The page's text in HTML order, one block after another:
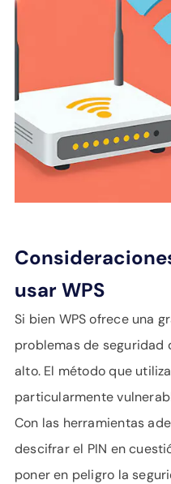
usar WPS
Si bien WPS ofrece una
problemas de seguridad
alto. El método que
particularmente
Con las herramientas
descifrar el PIN en
poner en peligro la